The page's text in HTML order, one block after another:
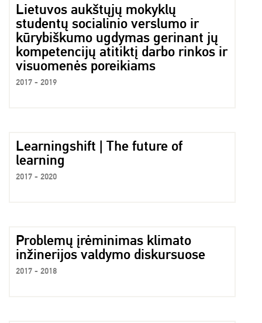
Lietuvos aukštųjų mokyklų
studentų socialinio verslumo ir
kūrybiškumo ugdymas gerinant jų
kompetencijų atitiktį darbo rinkos ir
visuomenės poreikiams
2017 - 2019
Learningshift | The future of
learning
2017 - 2020
Problemų įrėminimas klimato
inžinerijos valdymo diskursuose
2017 - 2018